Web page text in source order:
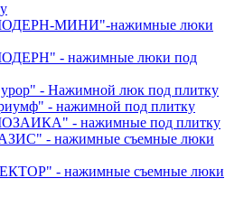
МИНИ"-нажимные люки
- нажимные люки под
- Нажимной люк под плитку
- нажимной под плитку
- нажимные под плитку
- нажимные съемные люки
- нажимные съемные люки